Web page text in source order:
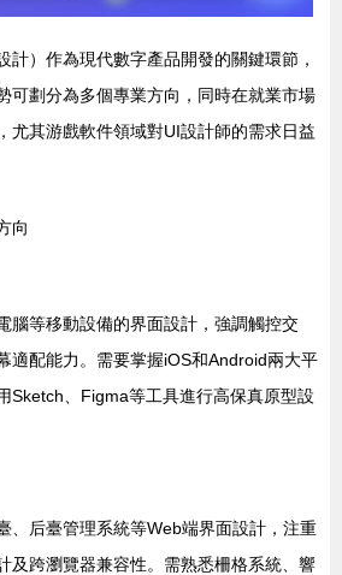
計）作為現代數字產品開發的關鍵環節，
可劃分為多個專業方向，同時在就業市場
尤其游戲軟件領域對UI設計師的需求日益
向
腦等移動設備的界面設計，強調觸控交
適配能力。需要掌握iOS和Android兩大平
Sketch、Figma等工具進行高保真原型設
、后臺管理系統等Web端界面設計，注重
及跨瀏覽器兼容性。需熟悉柵格系統、響